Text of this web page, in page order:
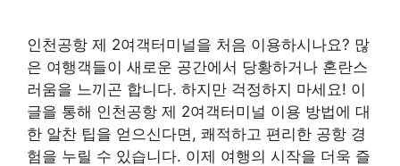
인천공항 제 2여객터미널을 처음 이용하시나요? 많
은 여행객들이 새로운 공간에서 당황하거나 혼란스
러움을 느끼곤 합니다. 하지만 걱정하지 마세요! 이
글을 통해 인천공항 제 2여객터미널 이용 방법에 대
한 알찬 팁을 얻으신다면, 쾌적하고 편리한 공항 경
험을 누릴 수 있습니다. 이제 여행의 시작을 더욱 즐